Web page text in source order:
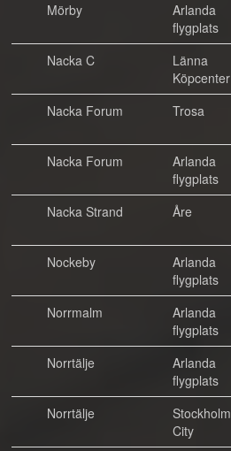
Mörby
Arlanda
flygplats
Nacka C
Länna
Köpcenter
Nacka Forum
Trosa
Nacka Forum
Arlanda
flygplats
Nacka Strand
Åre
Nockeby
Arlanda
flygplats
Norrmalm
Arlanda
flygplats
Norrtälje
Arlanda
flygplats
Norrtälje
Stockholm
City